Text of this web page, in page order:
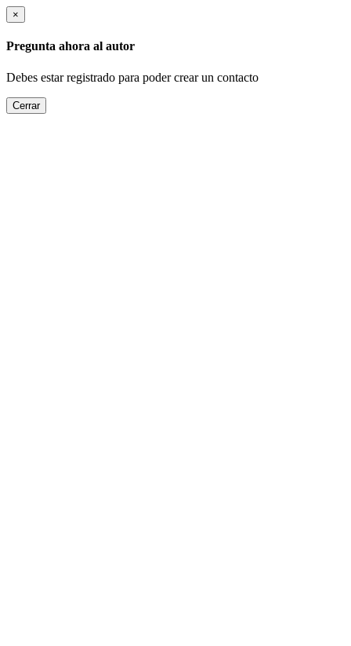
×
Pregunta ahora al autor
Debes estar registrado para poder crear un contacto
Cerrar